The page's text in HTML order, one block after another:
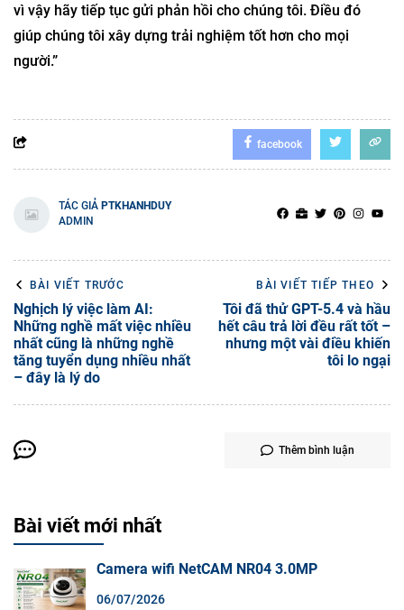
vì vậy hãy tiếp tục gửi phản hồi cho chúng tôi. Điều đó
giúp chúng tôi xây dựng trải nghiệm tốt hơn cho mọi
người.”
facebook
TÁC GIẢ PTKHANHDUY
ADMIN
BÀI VIẾT TRƯỚC
Nghịch lý việc làm AI:
Những nghề mất việc nhiều
nhất cũng là những nghề
tăng tuyển dụng nhiều nhất
– đây là lý do
BÀI VIẾT TIẾP THEO
Tôi đã thử GPT-5.4 và hầu
hết câu trả lời đều rất tốt –
nhưng một vài điều khiến
tôi lo ngại
Thêm bình luận
Bài viết mới nhất
Camera wifi NetCAM NR04 3.0MP
06/07/2026